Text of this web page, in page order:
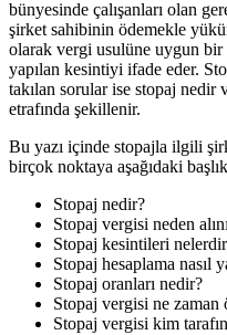
bünyesinde çalışanları olan
şirket sahibinin ödemekle
olarak vergi usulüne uygun bir
yapılan kesintiyi ifade eder.
takılan sorular ise stopaj nedir
etrafında şekillenir.
Bu yazı içinde stopajla ilgili
birçok noktaya aşağıdaki
Stopaj nedir?
Stopaj vergisi neden
Stopaj kesintileri
Stopaj hesaplama nasıl
Stopaj oranları nedir?
Stopaj vergisi ne zaman
Stopaj vergisi kim